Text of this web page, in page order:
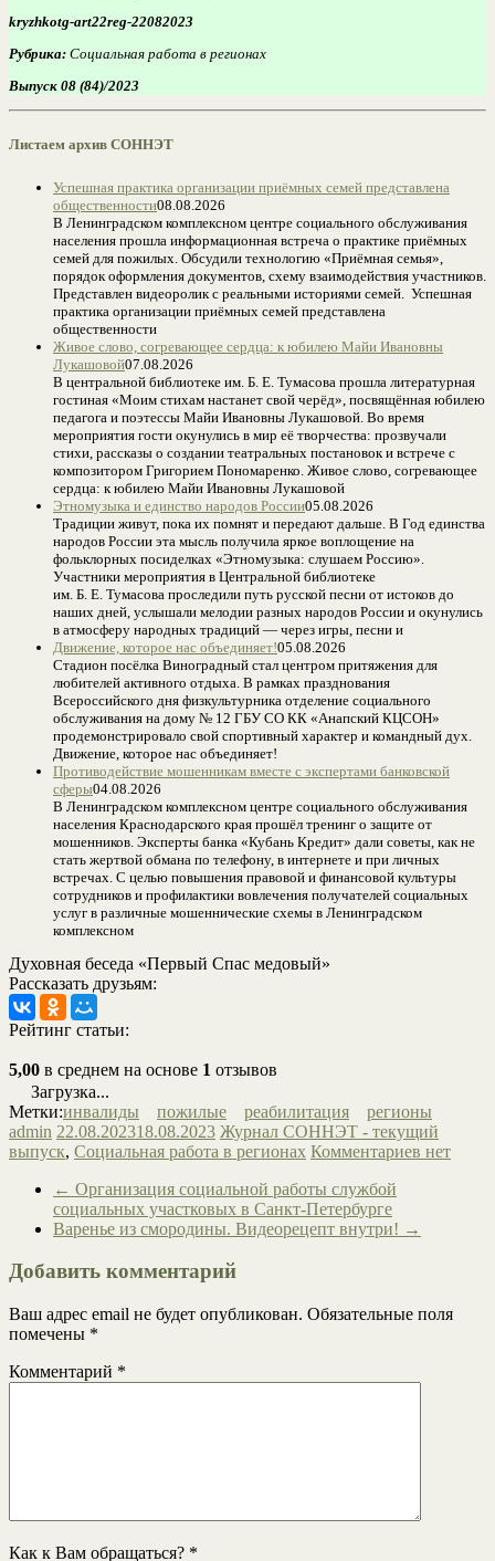
kryzhkotg-art22reg-22082023
Рубрика: Социальная работа в регионах
Выпуск 08 (84)/2023
Листаем архив СОННЭТ
Успешная практика организации приёмных семей представлена
общественности08.08.2026
В Ленинградском комплексном центре социального обслуживания
населения прошла информационная встреча о практике приёмных
семей для пожилых. Обсудили технологию «Приёмная семья»,
порядок оформления документов, схему взаимодействия участников.
Представлен видеоролик с реальными историями семей. Успешная
практика организации приёмных семей представлена
общественности
Живое слово, согревающее сердца: к юбилею Майи Ивановны
Лукашовой07.08.2026
В центральной библиотеке им. Б. Е. Тумасова прошла литературная
гостиная «Моим стихам настанет свой черёд», посвящённая юбилею
педагога и поэтессы Майи Ивановны Лукашовой. Во время
мероприятия гости окунулись в мир её творчества: прозвучали
стихи, рассказы о создании театральных постановок и встрече с
композитором Григорием Пономаренко. Живое слово, согревающее
сердца: к юбилею Майи Ивановны Лукашовой
Этномузыка и единство народов России05.08.2026
Традиции живут, пока их помнят и передают дальше. В Год единства
народов России эта мысль получила яркое воплощение на
фольклорных посиделках «Этномузыка: слушаем Россию».
Участники мероприятия в Центральной библиотеке
им. Б. Е. Тумасова проследили путь русской песни от истоков до
наших дней, услышали мелодии разных народов России и окунулись
в атмосферу народных традиций — через игры, песни и
Движение, которое нас объединяет!05.08.2026
Стадион посёлка Виноградный стал центром притяжения для
любителей активного отдыха. В рамках празднования
Всероссийского дня физкультурника отделение социального
обслуживания на дому № 12 ГБУ СО КК «Анапский КЦСОН»
продемонстрировало свой спортивный характер и командный дух.
Движение, которое нас объединяет!
Противодействие мошенникам вместе с экспертами банковской
сферы04.08.2026
В Ленинградском комплексном центре социального обслуживания
населения Краснодарского края прошёл тренинг о защите от
мошенников. Эксперты банка «Кубань Кредит» дали советы, как не
стать жертвой обмана по телефону, в интернете и при личных
встречах. С целью повышения правовой и финансовой культуры
сотрудников и профилактики вовлечения получателей социальных
услуг в различные мошеннические схемы в Ленинградском
комплексном
Духовная беседа «Первый Спас медовый»
Рассказать друзьям:
Рейтинг статьи:
5,00 в среднем на основе 1 отзывов
Загрузка...
Метки:инвалиды пожилые реабилитация
регионы
admin 22.08.202318.08.2023 Журнал СОННЭТ - текущий
выпуск, Социальная работа в регионах Комментариев нет
← Организация социальной работы службой
социальных участковых в Санкт-Петербурге
Варенье из смородины. Видеорецепт внутри! →
Добавить комментарий
Ваш адрес email не будет опубликован. Обязательные поля
помечены *
Комментарий *
Как к Вам обращаться? *